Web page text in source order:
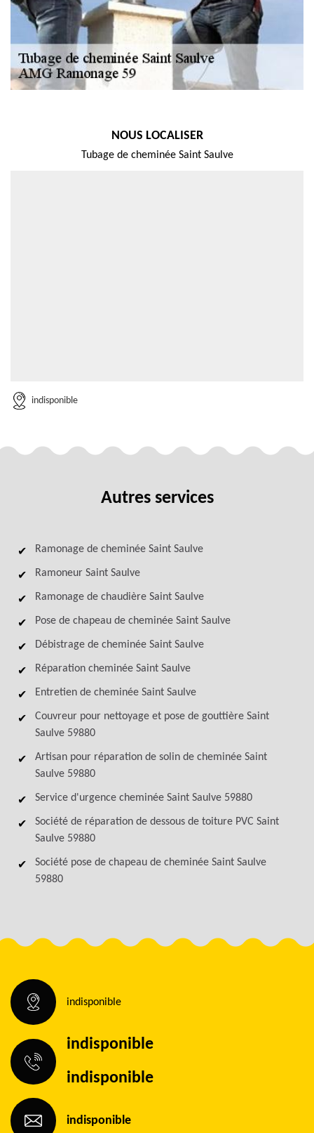
NOUS LOCALISER
Tubage de cheminée Saint Saulve
indisponible
Autres services
Ramonage de cheminée Saint Saulve
Ramoneur Saint Saulve
Ramonage de chaudière Saint Saulve
Pose de chapeau de cheminée Saint Saulve
Débistrage de cheminée Saint Saulve
Réparation cheminée Saint Saulve
Entretien de cheminée Saint Saulve
Couvreur pour nettoyage et pose de gouttière Saint
Saulve 59880
Artisan pour réparation de solin de cheminée Saint
Saulve 59880
Service d'urgence cheminée Saint Saulve 59880
Société de réparation de dessous de toiture PVC Saint
Saulve 59880
Société pose de chapeau de cheminée Saint Saulve
59880
indisponible
indisponible
indisponible
indisponible